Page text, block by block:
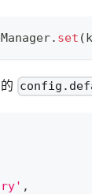
. set (
,